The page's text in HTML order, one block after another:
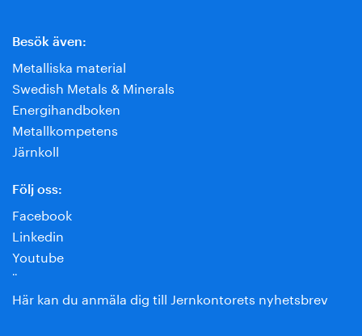
Besök även:
Metalliska material
Swedish Metals & Minerals
Energihandboken
Metallkompetens
Järnkoll
Följ oss:
Facebook
Linkedin
Youtube
¨
Här kan du anmäla dig till Jernkontorets nyhetsbrev